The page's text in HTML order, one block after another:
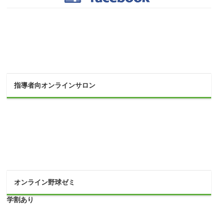
指導者向オンラインサロン
オンライン野球ゼミ
学割あり